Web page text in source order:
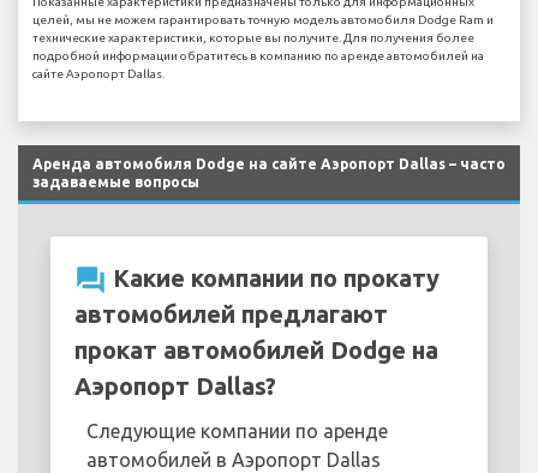
целей, мы не можем гарантировать точную модель автомобиля Dodge Ram и
технические характеристики, которые вы получите. Для получения более
подробной информации обратитесь в компанию по аренде автомобилей на
сайте Аэропорт Dallas.
Аренда автомобиля Dodge на сайте Аэропорт Dallas – часто
задаваемые вопросы
question_answer Какие компании по прокату
автомобилей предлагают
прокат автомобилей Dodge на
Аэропорт Dallas?
Следующие компании по аренде
автомобилей в Аэропорт Dallas